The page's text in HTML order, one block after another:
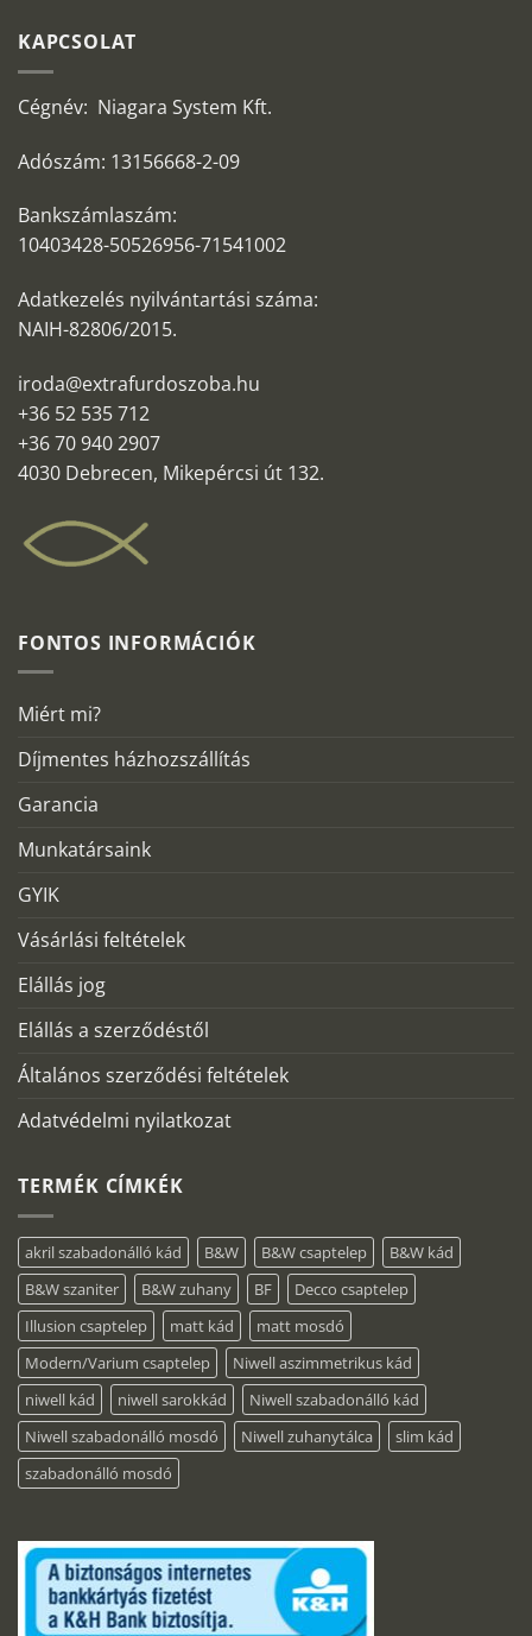
KAPCSOLAT
Cégnév: Niagara System Kft.
Adószám: 13156668-2-09
Bankszámlaszám:
10403428-50526956-71541002
Adatkezelés nyilvántartási száma:
NAIH-82806/2015.
iroda@extrafurdoszoba.hu
+36 52 535 712
+36 70 940 2907
4030 Debrecen, Mikepércsi út 132.
FONTOS INFORMÁCIÓK
Miért mi?
Díjmentes házhozszállítás
Garancia
Munkatársaink
GYIK
Vásárlási feltételek
Elállás jog
Elállás a szerződéstől
Általános szerződési feltételek
Adatvédelmi nyilatkozat
TERMÉK CÍMKÉK
akril szabadonálló kád B&W B&W csaptelep
B&W kád
B&W szaniter
B&W zuhany BF
Decco csaptelep
Illusion csaptelep
matt kád
matt mosdó
Modern/Varium csaptelep
Niwell aszimmetrikus kád
niwell kád
niwell sarokkád
Niwell szabadonálló kád
Niwell szabadonálló mosdó
Niwell zuhanytálca
slim kád
szabadonálló mosdó